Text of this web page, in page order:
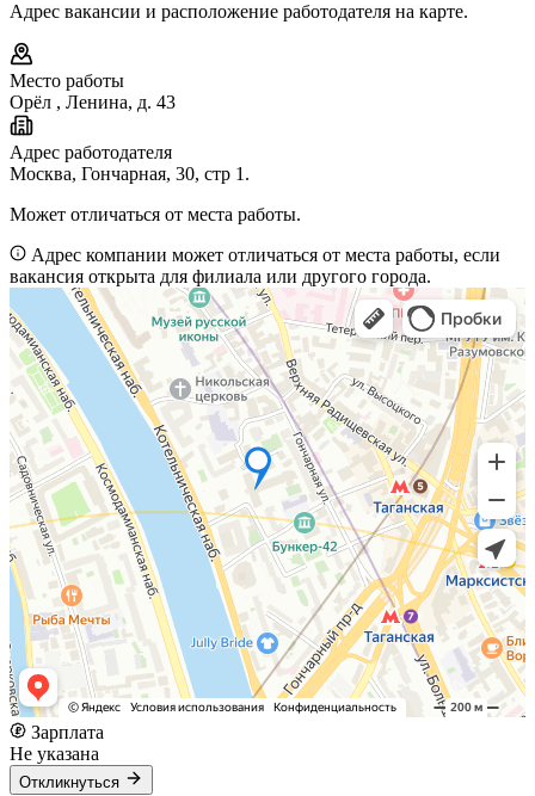
Адрес вакансии и расположение работодателя на карте.
Место работы
Орёл , Ленина, д. 43
Адрес работодателя
Москва, Гончарная, 30, стр 1.
Может отличаться от места работы.
Адрес компании может отличаться от места работы, если
вакансия открыта для филиала или другого города.
Зарплата
Не указана
Откликнуться